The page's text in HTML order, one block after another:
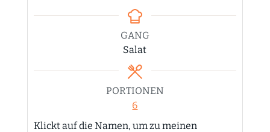
GANG
Salat
PORTIONEN
6
Klickt auf die Namen, um zu meinen